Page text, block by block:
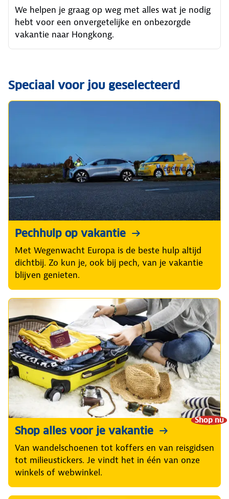
We helpen je graag op weg met alles wat je nodig
hebt voor een onvergetelijke en onbezorgde
vakantie naar Hongkong.
Speciaal voor jou geselecteerd
Pechhulp op vakantie
Met Wegenwacht Europa is de beste hulp altijd
dichtbij. Zo kun je, ook bij pech, van je vakantie
blijven genieten.
Shop nu
Shop alles voor je vakantie
Van wandelschoenen tot koffers en van reisgidsen
tot milieustickers. Je vindt het in één van onze
winkels of webwinkel.